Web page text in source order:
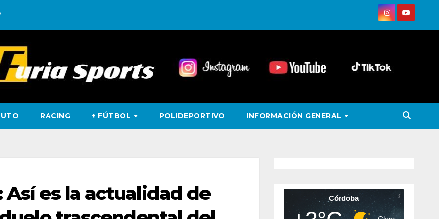
RACING + FÚTBOL POLIDEPORTIVO INFORMACIÓN GENERAL
es la actualidad de
Córdoba